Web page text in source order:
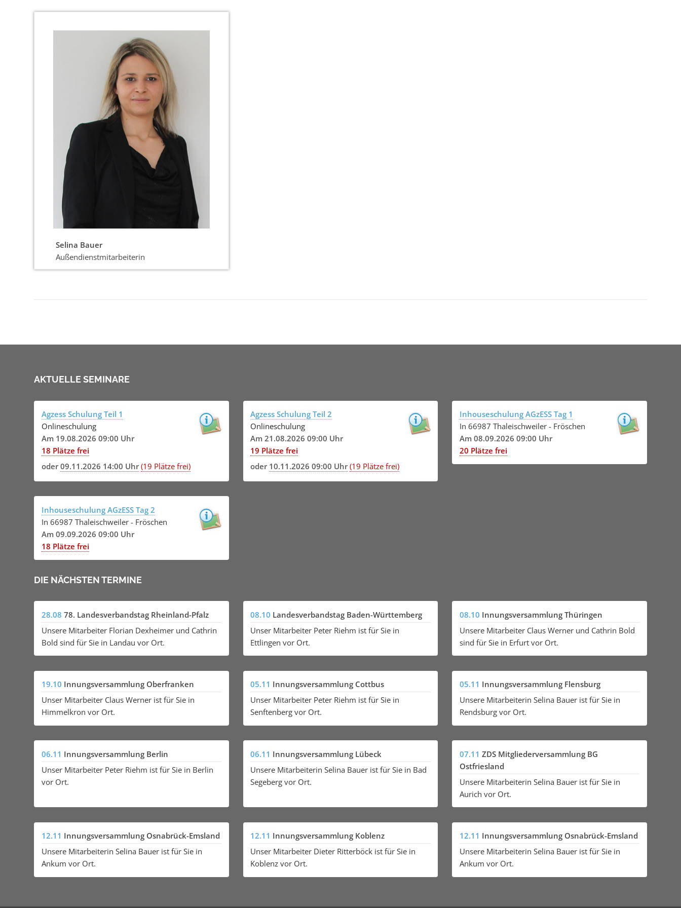
Selina Bauer
Außendienstmitarbeiterin
AKTUELLE SEMINARE
Agzess Schulung Teil 1
Onlineschulung
Am 19.08.2026 09:00 Uhr
18 Plätze frei
oder09.11.2026 14:00 Uhr (19 Plätze frei)
Agzess Schulung Teil 2
Onlineschulung
Am 21.08.2026 09:00 Uhr
19 Plätze frei
oder 10.11.2026 09:00 Uhr (19 Plätze frei)
Inhouseschulung AGzESS Tag 1
In 66987 Thaleischweiler - Fröschen
Am 08.09.2026 09:00 Uhr
20 Plätze frei
Inhouseschulung AGzESS Tag 2
In 66987 Thaleischweiler - Fröschen
Am 09.09.2026 09:00 Uhr
18 Plätze frei
DIE NÄCHSTEN TERMINE
28.08 78. Landesverbandstag Rheinland-Pfalz
Unsere Mitarbeiter Florian Dexheimer und Cathrin
Bold sind für Sie in Landau vor Ort.
08.10 Landesverbandstag Baden-Württemberg
Unser Mitarbeiter Peter Riehm ist für Sie in
Ettlingen vor Ort.
08.10 Innungsversammlung Thüringen
Unsere Mitarbeiter Claus Werner und Cathrin Bold
sind für Sie in Erfurt vor Ort.
19.10 Innungsversammlung Oberfranken
Unser Mitarbeiter Claus Werner ist für Sie in
Himmelkron vor Ort.
05.11 Innungsversammlung Cottbus
Unser Mitarbeiter Peter Riehm ist für Sie in
Senftenberg vor Ort.
05.11 Innungsversammlung Flensburg
Unsere Mitarbeiterin Selina Bauer ist für Sie in
Rendsburg vor Ort.
06.11 Innungsversammlung Berlin
Unser Mitarbeiter Peter Riehm ist für Sie in Berlin
vor Ort.
06.11 Innungsversammlung Lübeck
Unsere Mitarbeiterin Selina Bauer ist für Sie in Bad
Segeberg vor Ort.
07.11 ZDS Mitgliederversammlung BG
Ostfriesland
Unsere Mitarbeiterin Selina Bauer ist für Sie in
Aurich vor Ort.
12.11 Innungsversammlung Osnabrück-Emsland
Unsere Mitarbeiterin Selina Bauer ist für Sie in
Ankum vor Ort.
12.11 Innungsversammlung Koblenz
Unser Mitarbeiter Dieter Ritterböck ist für Sie in
Koblenz vor Ort.
12.11 Innungsversammlung Osnabrück-Emsland
Unsere Mitarbeiterin Selina Bauer ist für Sie in
Ankum vor Ort.